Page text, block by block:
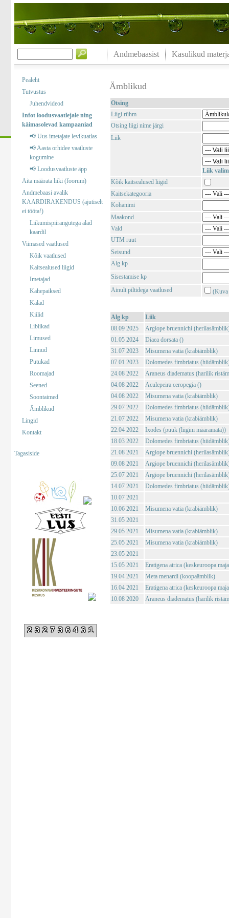
Andmebaasist Kasulikud
Pealeht
Tutvustus
Juhendvideod
Infot loodusvaatlejale ning
käimasolevad kampaaniad
📢 Uus imetajate levikuatlas
📢 Aasta orhidee vaatluste
kogumine
📢 Loodusvaatluste äpp
Aita määrata liiki (foorum)
Andmebaasi avalik
KAARDIRAKENDUS (ajutiselt
ei tööta!)
Liikumispiirangutega alad
kaardil
Viimased vaatlused
Kõik vaatlused
Kaitsealused liigid
Imetajad
Kahepaiksed
Kalad
Kiilid
Liblikad
Limused
Linnud
Putukad
Roomajad
Seened
Soontaimed
Ämblikud
Lingid
Kontakt
Tagasiside
232736461
Ämblikud
Otsing
Liigi rühm
Otsing liigi nime järgi
Liik
Liik
Kõik kaitsealused liigid
Kaitsekategooria
Kohanimi
Maakond
Vald
UTM ruut
Seisund
Alg kp
Sisestamise kp
Ainult piltidega vaatlused
(Kuva
Alg kp
Liik
08.09 2025
Argiope bruennichi
01.05 2024
Diaea dorsata ()
31.07 2023
Misumena vatia (krabiämblik)
07.01 2023
Dolomedes fimbriatus
24.08 2022
Araneus diadematus (harilik
04.08 2022
Aculepeira ceropegia ()
04.08 2022
Misumena vatia (krabiämblik)
29.07 2022
Dolomedes fimbriatus
21.07 2022
Misumena vatia (krabiämblik)
22.04 2022
Ixodes (puuk (liigini määramata))
18.03 2022
Dolomedes fimbriatus
21.08 2021
Argiope bruennichi
09.08 2021
Argiope bruennichi
25.07 2021
Argiope bruennichi
14.07 2021
Dolomedes fimbriatus
10.07 2021
10.06 2021
Misumena vatia (krabiämblik)
31.05 2021
29.05 2021
Misumena vatia (krabiämblik)
25.05 2021
Misumena vatia (krabiämblik)
23.05 2021
15.05 2021
Eratigena atrica (keskeuroopa
19.04 2021
Meta menardi (koopaämblik)
16.04 2021
Eratigena atrica (keskeuroopa
10.08 2020
Araneus diadematus (harilik